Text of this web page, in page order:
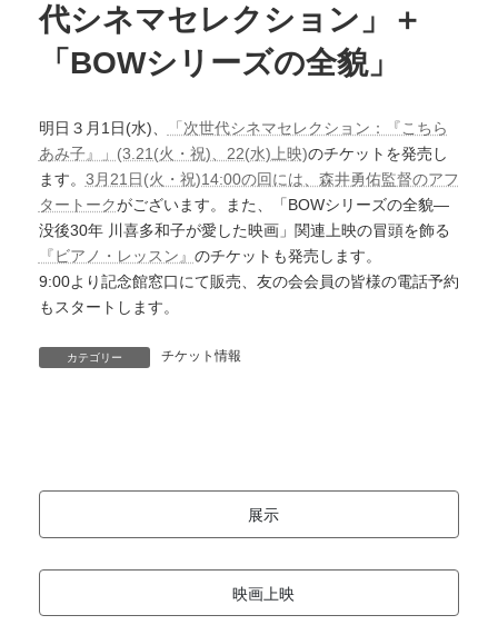
代シネマセレクション」＋
「BOWシリーズの全貌」
明日３月1日(水)、
「次世代シネマセレクション：『こちら
あみ子』」(3.21(火・祝)、22(水)上映)のチケットを発売し
ます。 3月21日(火・祝)14:00の回には、森井勇佑監督のアフ
タートークがございます。また、「BOWシリーズの全貌―
没後30年 川喜多和子が愛した映画」関連上映の冒頭を飾る
『ビアノ・レッスン』 のチケットも発売します。
9:00より記念館窓口にて販売、友の会会員の皆様の電話予約
もスタートします。
カテゴリー チケット情報
展示
映画上映